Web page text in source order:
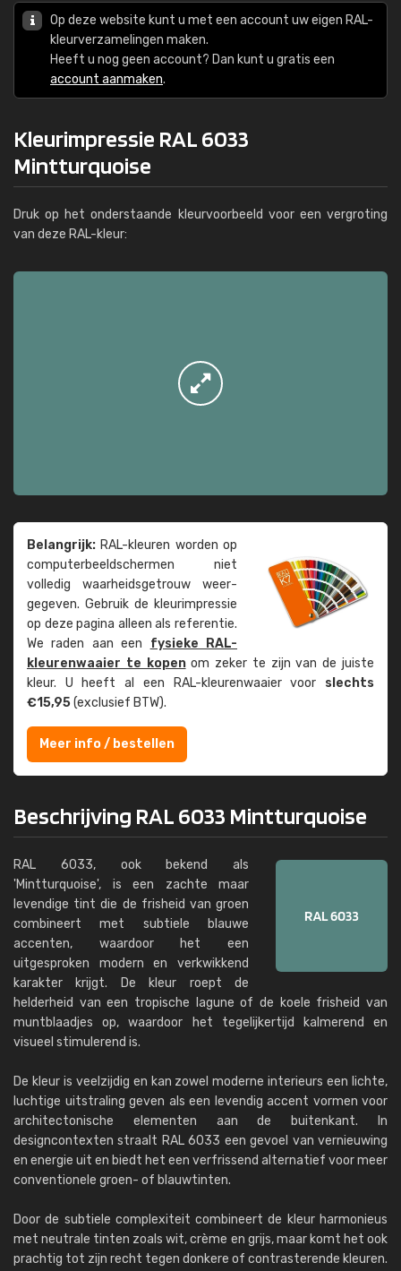
Op deze website kunt u met een account uw eigen RAL-
kleurverzamelingen maken.
Heeft u nog geen account? Dan kunt u gratis een
account aanmaken.
Kleurimpressie RAL 6033
Mintturquoise
Druk op het onderstaande kleurvoorbeeld voor een vergroting
van deze RAL-kleur:
Belangrijk: RAL-kleuren worden op
computer­beeld­schermen niet
volledig waarheids­­getrouw weer­
gegeven. Gebruik de kleur­impressie
op deze pagina alleen als referentie.
We raden aan een fysieke RAL-
kleuren­waaier te kopenom zeker te zijn van de juiste
kleur. U heeft al een RAL-kleuren­waaier voor slechts
€15,95(exclusief BTW).
Meer info / bestellen
Beschrijving RAL 6033 Mintturquoise
RAL 6033, ook bekend als
'Mintturquoise', is een zachte maar
levendige tint die de frisheid van groen
combineert met subtiele blauwe
accenten, waardoor het een
uitgesproken modern en verkwikkend
karakter krijgt. De kleur roept de
helderheid van een tropische lagune of de koele frisheid van
muntblaadjes op, waardoor het tegelijkertijd kalmerend en
visueel stimulerend is.
De kleur is veelzijdig en kan zowel moderne interieurs een lichte,
luchtige uitstraling geven als een levendig accent vormen voor
architectonische elementen aan de buitenkant. In
designcontexten straalt RAL 6033 een gevoel van vernieuwing
en energie uit en biedt het een verfrissend alternatief voor meer
conventionele groen- of blauwtinten.
Door de subtiele complexiteit combineert de kleur harmonieus
met neutrale tinten zoals wit, crème en grijs, maar komt het ook
prachtig tot zijn recht tegen donkere of contrasterende kleuren.